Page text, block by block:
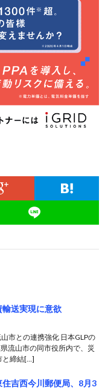
送実現に意欲
市との連携強化 日本GLPの
流山市の同市役所内で、災
と締結[…]
住吉西今川郵便局、8月3